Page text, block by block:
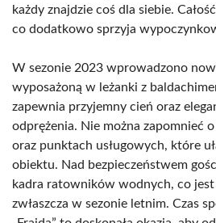
każdy znajdzie coś dla siebie.
co dodatkowo sprzyja
W sezonie 2023 wprowadzono
wyposażoną w leżanki z
zapewnia przyjemny cień oraz
odprężenia. Nie można zapomnieć
oraz punktach usługowych, które
obiektu. Nad bezpieczeństwem
kadra ratowników wodnych, co
zwłaszcza w sezonie letnim. Czas